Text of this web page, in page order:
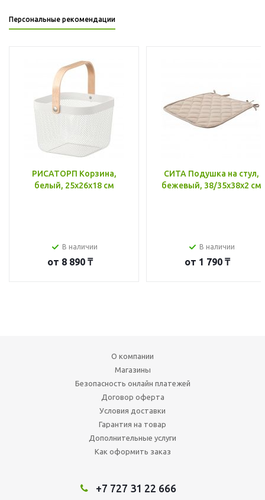
Персональные рекомендации
РИСАТОРП Корзина,
белый, 25x26x18 см
В наличии
от 8 890 ₸
СИТА Подушка на стул,
бежевый, 38/35x38x2 см
В наличии
от 1 790 ₸
О компании
Магазины
Безопасность онлайн платежей
Договор оферта
Условия доставки
Гарантия на товар
Дополнительные услуги
Как оформить заказ
+7 727 31 22 666